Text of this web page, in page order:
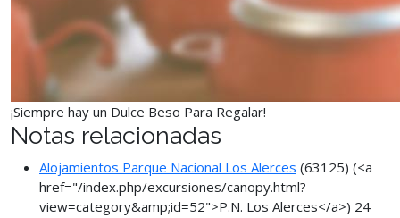
¡Siempre hay un Dulce Beso Para Regalar!
Notas relacionadas
Alojamientos Parque Nacional Los Alerces (63125) (<a
href="/index.php/excursiones/canopy.html?
view=category&amp;id=52">P.N. Los Alerces</a>) 24